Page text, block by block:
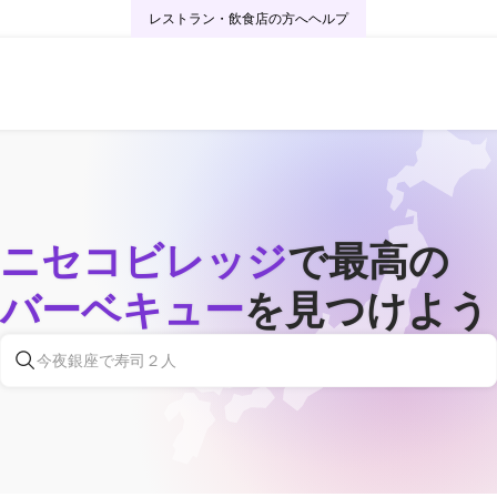
レストラン・飲食店の方へヘルプ
ニセコビレッジで最高の
バーベキューを見つけよう